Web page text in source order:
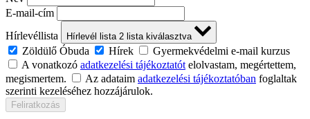
E-mail-cím
Hírlevéllista
Hírlevél lista 2 lista kiválasztva
Zöldülő Óbuda Hírek
Gyermekvédelmi e-mail kurzus
A vonatkozó adatkezelési tájékoztatótelolvastam, megértettem,
megismertem.
Az adataim adatkezelési tájékoztatóban foglaltak
szerinti kezeléséhez hozzájárulok.
Feliratkozás